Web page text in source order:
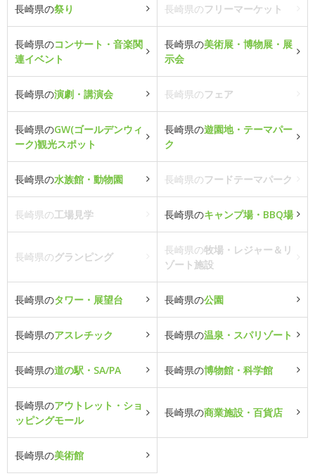
長崎県の祭り 長崎県のフリーマーケット
長崎県のコンサート・音楽関
連イベント
長崎県の美術展・博物展・展
示会
長崎県の演劇・講演会 長崎県のフェア
長崎県のGW(ゴールデンウィ
ーク)観光スポット
長崎県の遊園地・テーマパー
ク
長崎県の水族館・動物園 長崎県のフードテーマパーク
長崎県の工場見学 長崎県のキャンプ場・BBQ場
長崎県のグランピング
長崎県の牧場・レジャー＆リ
ゾート施設
長崎県のタワー・展望台 長崎県の公園
長崎県のアスレチック 長崎県の温泉・スパリゾート
長崎県の道の駅・SA/PA 長崎県の博物館・科学館
長崎県のアウトレット・ショ
ッピングモール
長崎県の商業施設・百貨店
長崎県の美術館